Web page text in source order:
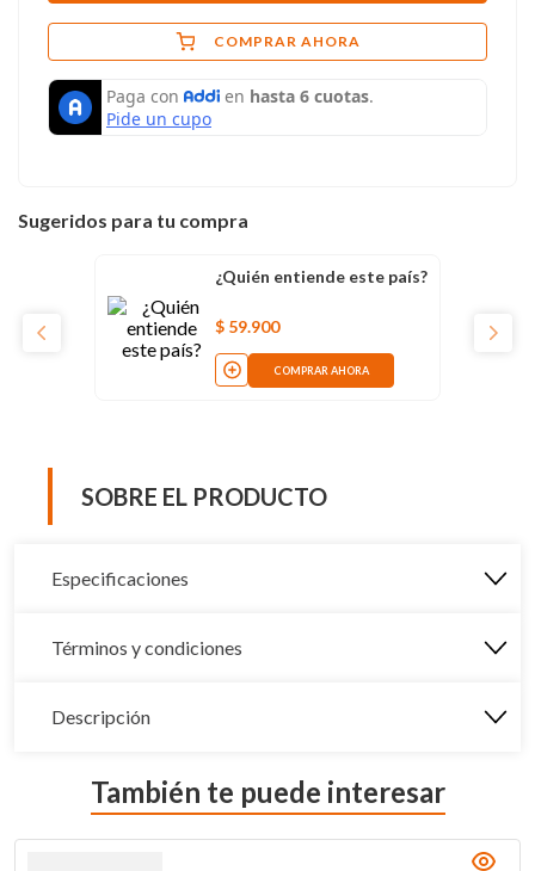
COMPRAR AHORA
Sugeridos para tu compra
¿Quién entiende este país?
$ 59.900
COMPRAR AHORA
SOBRE EL PRODUCTO
Especificaciones
Términos y condiciones
Descripción
También te puede interesar